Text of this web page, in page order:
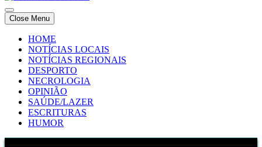
Comercio e Noticias
Notícias e Publicidade Online
Close Menu
HOME
NOTÍCIAS LOCAIS
NOTÍCIAS REGIONAIS
DESPORTO
NECROLOGIA
OPINIÃO
SAÚDE/LAZER
ESCRITURAS
HUMOR